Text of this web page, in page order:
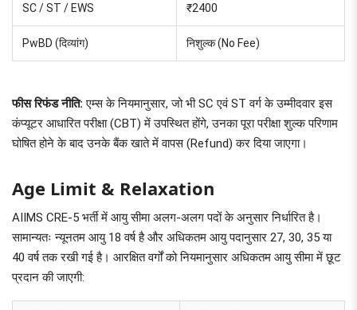
SC / ST / EWS ₹2400
PwBD (दिव्यांग) निशुल्क (No Fee)
फीस रिफंड नीति: एम्स के नियमानुसार, जो भी SC एवं ST वर्ग के उम्मीदवार इस
कंप्यूटर आधारित परीक्षा (CBT) में उपस्थित होंगे, उनका पूरा परीक्षा शुल्क परिणाम
घोषित होने के बाद उनके बैंक खाते में वापस (Refund) कर दिया जाएगा।
Age Limit & Relaxation
AIIMS CRE-5 भर्ती में आयु सीमा अलग-अलग पदों के अनुसार निर्धारित है।
सामान्यतः न्यूनतम आयु 18 वर्ष है और अधिकतम आयु पदानुसार 27, 30, 35 या
40 वर्ष तक रखी गई है। आरक्षित वर्गों को नियमानुसार अधिकतम आयु सीमा में छूट
प्रदान की जाएगी: